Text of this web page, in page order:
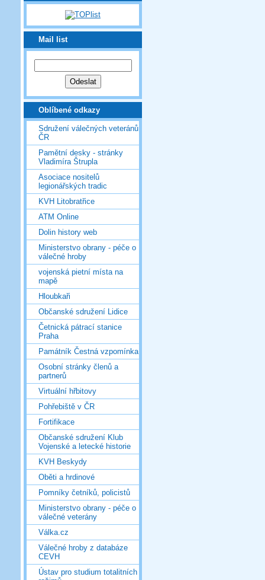
Mail list
Oblíbené odkazy
Sdružení válečných veteránů
ČR
Pamětní desky - stránky
Vladimíra Štrupla
Asociace nositelů
legionářských tradic
KVH Litobratřice
ATM Online
Dolin history web
Ministerstvo obrany - péče o
válečné hroby
vojenská pietní místa na
mapě
Hloubkaři
Občanské sdružení Lidice
Četnická pátrací stanice
Praha
Památník Čestná vzpomínka
Osobní stránky členů a
partnerů
Virtuální hřbitovy
Pohřebiště v ČR
Fortifikace
Občanské sdružení Klub
Vojenské a letecké historie
KVH Beskydy
Oběti a hrdinové
Pomníky četníků, policistů
Ministerstvo obrany - péče o
válečné veterány
Válka.cz
Válečné hroby z databáze
CEVH
Ústav pro studium totalitních